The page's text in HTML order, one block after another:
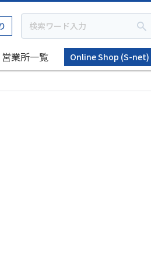
営業所一覧
Online Shop (S-net)